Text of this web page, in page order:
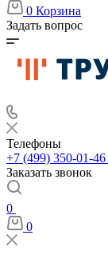
0 Корзина
Задать вопрос
Телефоны
+7 (499) 350-01-46
Заказать звонок
0
0